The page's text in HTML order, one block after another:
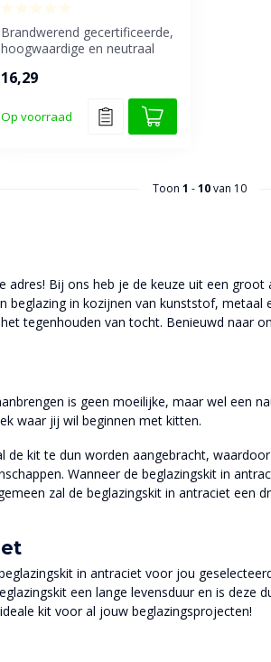
Brandwerend gecertificeerde,
hoogwaardige en neutraal
16,29
Op voorraad
Toon 1 -10van 10
Bij ons heb je de keuze uit een
in kozijnen van kunststof,
tegenhouden van tocht. Benieuwd naar
is geen moeilijke, maar wel een
waar jij wil beginnen met kitten.
kit te dun worden aangebracht,
Wanneer de beglazingskit in
zal de beglazingskit in antraciet een
in antraciet voor jou
een lange levensduur en is deze
kit voor al jouw beglazingsprojecten!